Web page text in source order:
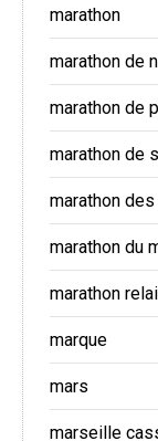
marathon
marathon de
marathon de
marathon de
marathon
marathon du
marathon
marque
mars
marseille